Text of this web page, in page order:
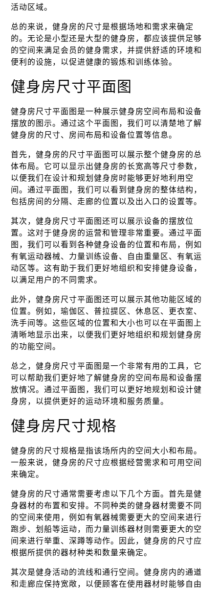
活动区域。
总的来说，健身房的尺寸是根据场地和需求来确定
的。无论是小型还是大型的健身房，都应该提供足够
的空间来满足会员的健身需求，并提供舒适的环境和
便利的设施，以促进健康的锻炼和训练体验。
健身房尺寸平面图
健身房尺寸平面图是一种展示健身房空间布局和设备
摆放的图示。通过这个平面图，我们可以清楚地了解
健身房的尺寸、房间布局和设备位置等信息。
首先，健身房的尺寸平面图可以展示整个健身房的总
体布局。它可以显示出健身房的长宽高等尺寸参数，
以便我们在设计和规划健身房时能够更好地利用空
间。通过平面图，我们可以看到健身房的整体结构，
包括房间的分隔、走廊的位置以及出入口的设置等。
其次，健身房尺寸平面图还可以展示设备的摆放位
置。这对于健身房的运营和管理非常重要。通过平面
图，我们可以看到各种健身设备的位置和布局，例如
有氧运动器械、力量训练设备、自由重量区、有氧运
动区等。这有助于我们更好地组织和安排健身设备，
以满足用户的不同需求。
此外，健身房尺寸平面图还可以展示其他功能区域的
位置。例如，瑜伽区、普拉提区、休息区、更衣室、
洗手间等。这些区域的位置和大小也可以在平面图上
清晰地显示出来，以便我们更好地组织和规划健身房
的功能空间。
总之，健身房尺寸平面图是一个非常有用的工具，它
可以帮助我们更好地了解健身房的空间布局和设备摆
放情况。通过平面图，我们可以更好地规划和设计健
身房，以提供更好的运动环境和服务质量。
健身房尺寸规格
健身房的尺寸规格是指该场所内的空间大小和布局。
一般来说，健身房的尺寸应根据经营需求和可用空间
来确定。
健身房的尺寸通常需要考虑以下几个方面。首先是健
身器材的布置和安排。不同种类的健身器材需要不同
的空间来使用，例如有氧器械需要更大的空间来进行
跑步、划船等运动，而力量训练器材则需要更大的空
间来进行举重、深蹲等动作。因此，健身房的尺寸应
根据所提供的器材种类和数量来确定。
其次是健身活动的流线和通行空间。健身房内的通道
和走廊应保持宽敞，以便顾客在使用器材时能够自由